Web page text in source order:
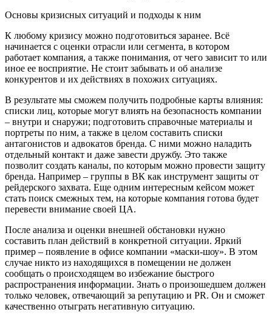
Основы кризисных ситуаций и подходы к ним
К любому кризису можно подготовиться заранее. Всё
начинается с оценки отрасли или сегмента, в котором
работает компания, а также понимания, от чего зависит то или
иное ее восприятие. Не стоит забывать и об анализе
конкурентов и их действиях в похожих ситуациях.
В результате мы сможем получить подробные карты влияния:
списки лиц, которые могут влиять на безопасность компании
– внутри и снаружи; подготовить справочные материалы и
портреты по ним, а также в целом составить списки
антагонистов и адвокатов бренда. С ними можно наладить
отдельный контакт и даже завести дружбу. Это также
позволит создать каналы, по которым можно провести защиту
бренда. Например – группы в ВК как инструмент защиты от
рейдерского захвата. Еще одним интересным кейсом может
стать поиск смежных тем, на которые компания готова будет
перевести внимание своей ЦА.
После анализа и оценки внешней обстановки нужно
составить план действий в конкретной ситуации. Яркий
пример – появление в офисе компании «маски-шоу». В этом
случае никто из находящихся в помещении не должен
сообщать о происходящем во избежание быстрого
распространения информации. Знать о произошедшем должен
только человек, отвечающий за репутацию и PR. Он и сможет
качественно отыграть негативную ситуацию.